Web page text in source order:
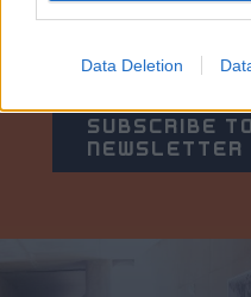
Data Deletion
news and calendar
SUBSCRIBE
NEWSLETTER